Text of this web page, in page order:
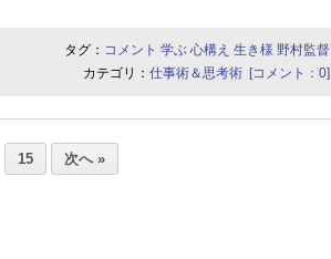
タグ： コメント 学ぶ 心構え 生き様 野村監督
カテゴリ： 仕事術＆思考術 [コメント：0]
15 次へ »